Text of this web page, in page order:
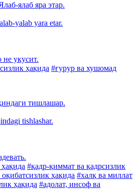
ялаб яра этар.
yalab yara etar.
не укусит.
ҳақида #ғурур ва хушомад
тишлашар.
tishlashar.
#қадр-қиммат ва қадрсизлик
ҳақида #халқ ва миллат
ҳақида #адолат, инсоф ва